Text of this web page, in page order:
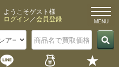
ようこそゲスト様
ログイン／会員登録